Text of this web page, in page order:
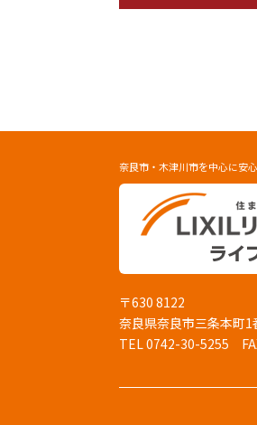
奈良市・木津川市を中心に安
〒630 8122
奈良県奈良市三条本町1
TEL 0742-30-5255